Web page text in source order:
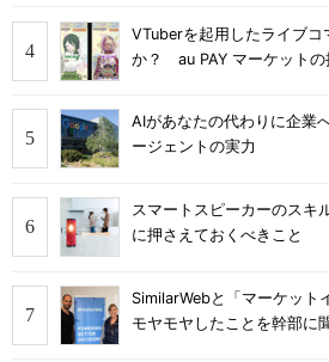
VTuberを起用したライブ
か？ au PAY マーケットの
AIがあなたの代わりに企
ージェントの実力
スマートスピーカーのスキ
に押さえておくべきこと
SimilarWebと「マーケット
モヤモヤしたことを幹部に